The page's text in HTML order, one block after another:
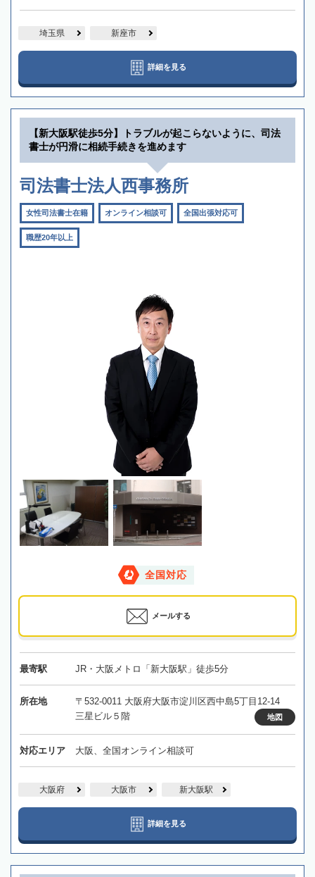
埼玉県 新座市
詳細を見る
【新大阪駅徒歩5分】トラブルが起こらないように、司法
書士が円滑に相続手続きを進めます
司法書士法人西事務所
女性司法書士在籍 オンライン相談可 全国出張対応可
職歴20年以上
全国対応
メールする
最寄駅 JR・大阪メトロ「新大阪駅」徒歩5分
所在地
〒532-0011 大阪府大阪市淀川区西中島5丁目12-14
三星ビル５階
地図
対応エリア 大阪、全国オンライン相談可
大阪府 大阪市 新大阪駅
詳細を見る